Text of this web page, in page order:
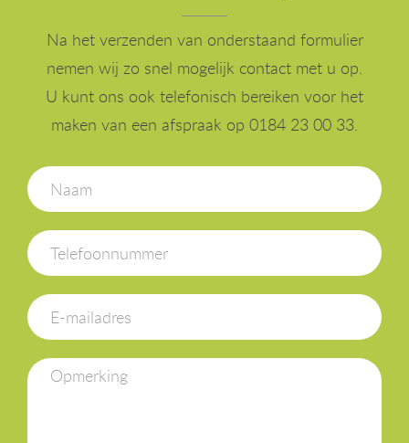
Na het verzenden van onderstaand formulier
nemen wij zo snel mogelijk contact met u op.
U kunt ons ook telefonisch bereiken voor het
maken van een afspraak op 0184 23 00 33.